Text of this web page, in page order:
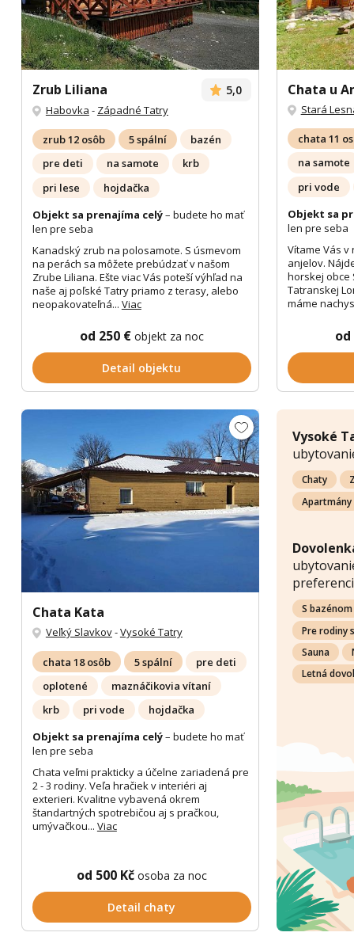
Zrub Liliana 5,0
Habovka - Západné Tatry
zrub 12 osôb 5 spální
bazén
pre deti
na samote
krb
pri lese
hojdačka
Objekt sa prenajíma celý– budete ho mať
len pre seba
Kanadský zrub na polosamote. S úsmevom
na perách sa môžete prebúdzať v našom
Zrube Liliana. Ešte viac Vás poteší výhľad na
naše aj poľské Tatry priamo z terasy, alebo
neopakovateľná... Viac
od 250 € objekt za noc
Detail objektu
Chata u
Stará
chata 11
na samote
pri vode
Objekt sa
len pre seba
Vítame Vás v
anjelov.
horskej obce
Tatranskej
máme
Chata Kata
Veľký Slavkov-Vysoké Tatry
chata 18 osôb 5 spální
pre deti
oplotené
maznáčikovia vítaní
krb
pri vode
hojdačka
Objekt sa prenajíma celý– budete ho mať
len pre seba
Chata veľmi prakticky a účelne zariadená pre
2 - 3 rodiny. Veľa hračiek v interiéri aj
exterieri. Kvalitne vybavená okrem
štandartných spotrebičou aj s pračkou,
umývačkou... Viac
od 500 Kč osoba za noc
Detail chaty
Vysoké
Chaty
Apartmány
S bazénom
Pre rodiny
Sauna
Letná